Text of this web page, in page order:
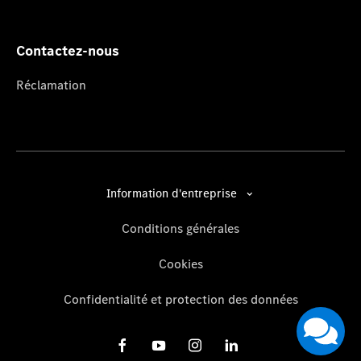
Contactez-nous
Réclamation
Information d'entreprise
Conditions générales
Cookies
Confidentialité et protection des données